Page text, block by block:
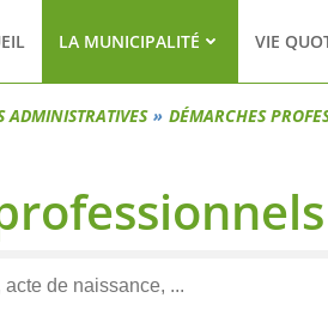
LA MUNICIPALITÉ VIE
ADMINISTRATIVES DÉMARCHES